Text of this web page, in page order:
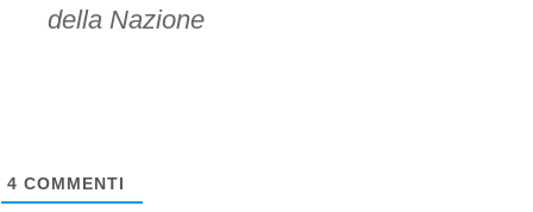
della Nazione
4 COMMENTI